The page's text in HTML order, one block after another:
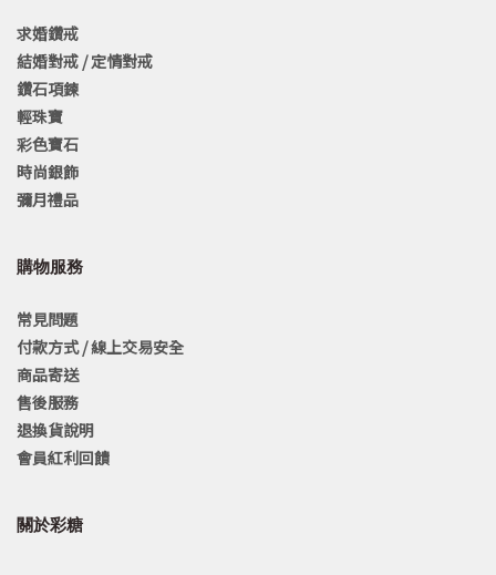
求婚鑽戒
結婚對戒 / 定情對戒
鑽石項鍊
輕珠寶
彩色寶石
時尚銀飾
彌月禮品
購物服務
常見問題
付款方式 / 線上交易安全
商品寄送
售後服務
退換貨說明
會員紅利回饋
關於彩糖